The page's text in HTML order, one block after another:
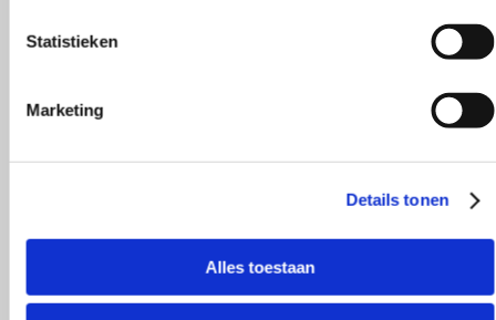
Statistieken
Marketing
Details tonen
Alles toestaan
339